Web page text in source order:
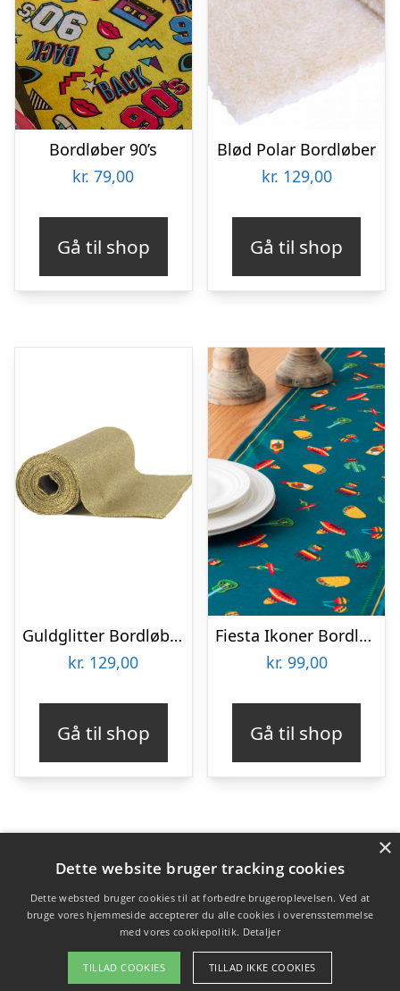
Bordløber 90’s
kr. 79,00
Gå til shop
Blød Polar Bordløber
kr. 129,00
Gå til shop
Guldglitter Bordløber
kr. 129,00
Gå til shop
Fiesta Ikoner Bordløber
kr. 99,00
Gå til shop
Varekategorier
Produkter
Forside
Om / kontakt Blog Betingelser
×
Dette website bruger tracking cookies
Dette websted bruger cookies til at forbedre brugeroplevelsen. Ved at
bruge vores hjemmeside accepterer du alle cookies i overensstemmelse
med vores cookiepolitik. Detaljer
TILLAD COOKIES TILLAD IKKE COOKIES